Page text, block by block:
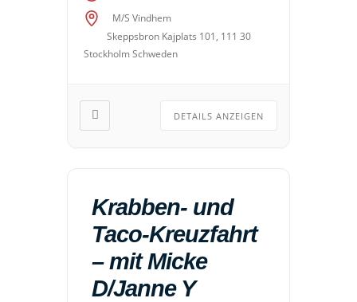
M/S Vindhem
Skeppsbron Kajplats 101, 111 30
Stockholm Schweden
DETAILS ANZEIGEN
Krabben- und
Taco-Kreuzfahrt
– mit Micke
D/Janne Y